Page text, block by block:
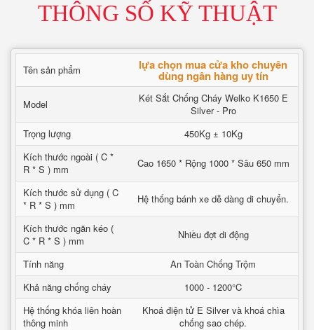
THÔNG SỐ KỸ THUẬT
Tên sản phẩm lựa chọn mua cửa kho chuyên
dùng ngân hàng uy tín
Model
Két Sắt Chống Cháy Welko K1650 E
Silver - Pro
Trọng lượng
450Kg ± 10Kg
Kích thước ngoài ( C *
R * S ) mm
Cao 1650 * Rộng 1000 * Sâu 650 mm
Kích thước sử dụng ( C
* R * S ) mm
Hệ thống bánh xe dễ dàng di chuyển.
Kích thước ngăn kéo (
C * R * S ) mm
Nhiều đợt di động
Tính năng
An Toàn Chống Trộm
Khả năng chống cháy
1000 - 1200°C
Hệ thống khóa liên hoàn
thông minh
Khoá điện tử E Silver và khoá chìa
chống sao chép.